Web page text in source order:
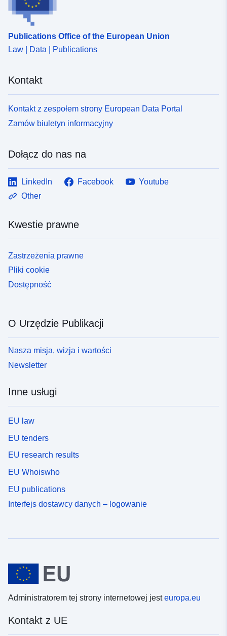
Publications Office of the European Union
Law | Data | Publications
Kontakt
Kontakt z zespołem strony European Data Portal
Zamów biuletyn informacyjny
Dołącz do nas na
LinkedIn Facebook
Youtube
Other
Kwestie prawne
Zastrzeżenia prawne
Pliki cookie
Dostępność
O Urzędzie Publikacji
Nasza misja, wizja i wartości
Newsletter
Inne usługi
EU law
EU tenders
EU research results
EU Whoiswho
EU publications
Interfejs dostawcy danych – logowanie
Administratorem tej strony internetowej jesteuropa.eu
Kontakt z UE